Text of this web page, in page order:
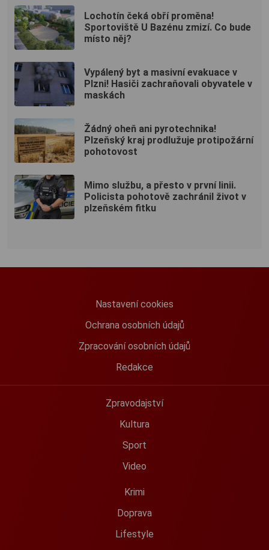
Lochotín čeká obří proměna!
Sportoviště U Bazénu zmizí. Co bude
místo něj?
Vypálený byt a masivní evakuace v
Plzni! Hasiči zachraňovali obyvatele v
maskách
Žádný oheň ani pyrotechnika!
Plzeňský kraj prodlužuje protipožární
pohotovost
Mimo službu, a přesto v první linii.
Policista pohotově zachránil život v
plzeňském fitku
Nastavení cookies
Ochrana osobních údajů
Zpracování osobních údajů
Redakce
Zpravodajství
Kultura
Sport
Video
Krimi
Doprava
Lifestyle